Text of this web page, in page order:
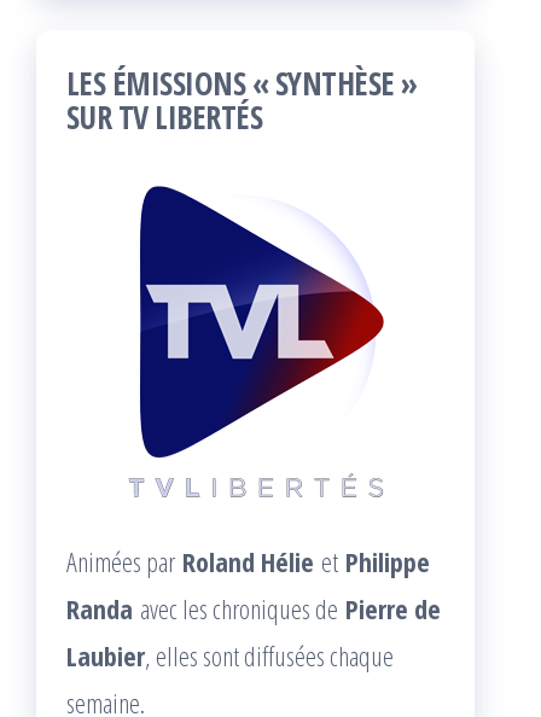
LES ÉMISSIONS « SYNTHÈSE »
SUR TV LIBERTÉS
Animées par Roland Hélie et Philippe
Randa avec les chroniques de Pierre de
Laubier, elles sont diffusées chaque
semaine.